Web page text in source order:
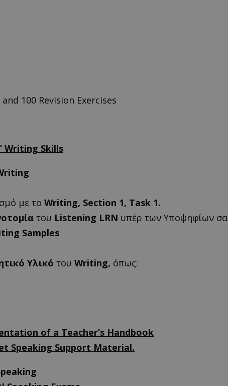
100 Revision Exercises
Writing Skills
με το Writing, Section 1, Task 1.
του Listening LRN υπέρ των Υποψηφίων
Samples
Υλικό του Writing, όπως:
of a Teacher’s Ηandbook
Speaking Support Μaterial.